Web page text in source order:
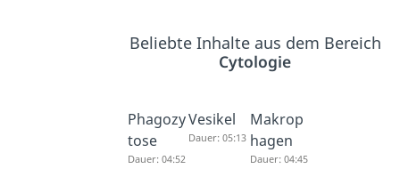
Beliebte Inhalte aus dem Bereich
Cytologie
Phagozy
tose
Dauer: 04:52
Vesikel
Dauer: 05:13
Makrop
hagen
Dauer: 04:45